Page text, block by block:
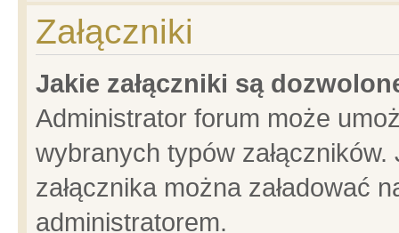
Załączniki
Jakie załączniki są
Administrator forum może
wybranych typów
załącznika można załadować
administratorem.